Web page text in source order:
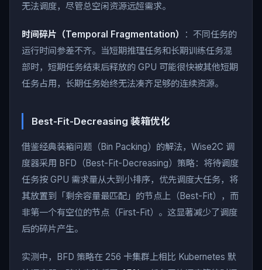
无法调度，尽管总空闲资源远超需求。
时间碎片（Temporal Fragmentation）
：不同任务的
运行时间参差不齐。当短期推理任务和长期训练任务混
部时，短期任务结束后释放的 GPU 可能很快被其他短期
任务占用，长期任务始终无法凑齐足够的连续资源。
Best-Fit-Decreasing 装箱优化
借鉴经典装箱问题（Bin Packing）的解法，Wise2C 调
度器采用 BFD（Best-Fit-Decreasing）策略：将待调度
任务按 GPU 需求量从大到小排序，优先调度大任务，将
其放置到「剩余容量最匹配」的节点上（Best-Fit），而
非第一个有空位的节点（First-Fit）。这显著减少了调度
后的碎片产生。
实测中，BFD 策略在 256 卡集群上相比 Kubernetes 默